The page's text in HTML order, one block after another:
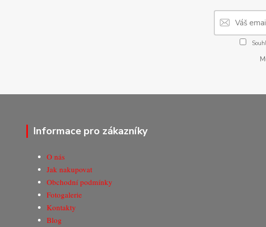
Informace pro zákazníky
O nás
Jak nakupovat
Obchodní podmínky
Fotogalerie
Kontakty
Blog